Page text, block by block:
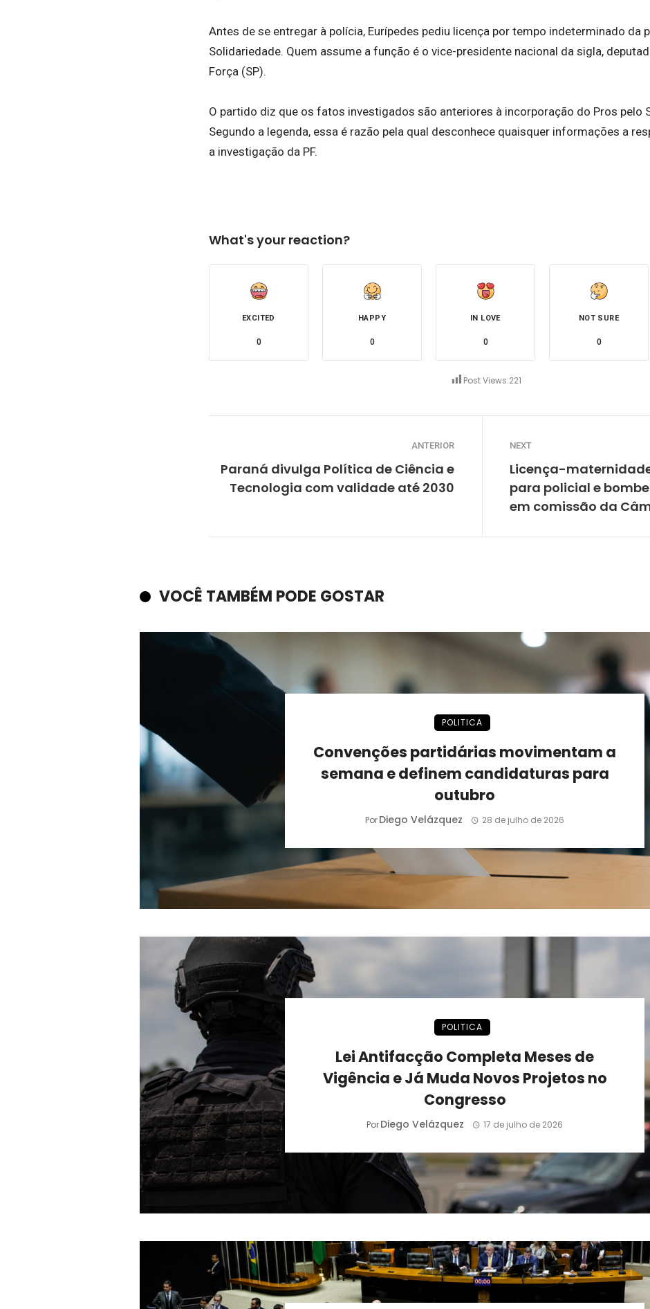
Antes de se entregar à polícia, Eurípedes pediu licença por tempo indeterminado da
Solidariedade. Quem assume a função é o vice-presidente nacional da sigla,
Força (SP).
O partido diz que os fatos investigados são anteriores à incorporação do Pros pelo
Segundo a legenda, essa é razão pela qual desconhece quaisquer informações a
a investigação da PF.
Post Views:221
What's your reaction?
EXCITED
0
HAPPY
0
IN LOVE
0
NOT SURE
0
ANTERIOR
Paraná divulga Política de Ciência e
Tecnologia com validade até 2030
NEXT
Licença-
para policial e
em comissão da
VOCÊ TAMBÉM PODE GOSTAR
POLITICA
Convenções partidárias movimentam a
semana e definem candidaturas para
outubro
PorDiego Velázquez 28 de julho de 2026
POLITICA
Lei Antifacção Completa Meses de
Vigência e Já Muda Novos Projetos no
Congresso
PorDiego Velázquez 17 de julho de 2026